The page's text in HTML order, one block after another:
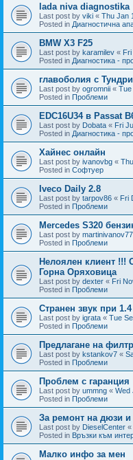
lada niva diagnostika
Last post by viki « Thu Jan
Posted in Диагностична
BMW X3 F25
Last post by karamilev «
Posted in Диагностика -
главоболия с Тундри
Last post by ogromnii « Tue
Posted in Проблеми
EDC16U34 в Passat
Last post by Dobata « Fri
Posted in Диагностика -
Хайнес онлайн
Last post by ivanovbg «
Posted in Софтуер
Iveco Daily 2.8
Last post by tarpov86 « Fri
Posted in Проблеми
Mercedes S320
Last post by
Posted in Проблеми
Нелоялен клиент !!!
Горна Оряховица
Last post by dexter « Fri
Posted in Проблеми
Странен звук при 1.4
Last post by igrata « Tue
Posted in Проблеми
Предлагане на
Last post by kstankov7 «
Posted in Проблеми
Проблем с гаранция
Last post by ummng « Wed
Posted in Проблеми
За ремонт на дюзи
Last post by DieselCenter «
Posted in Връзки към
Малко инфо за мен